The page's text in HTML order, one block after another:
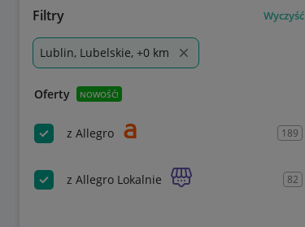
Filtry Wyczyść
Lublin, Lubelskie, +0 km
Oferty NOWOŚĆ!
z Allegro 189
z Allegro Lokalnie 82